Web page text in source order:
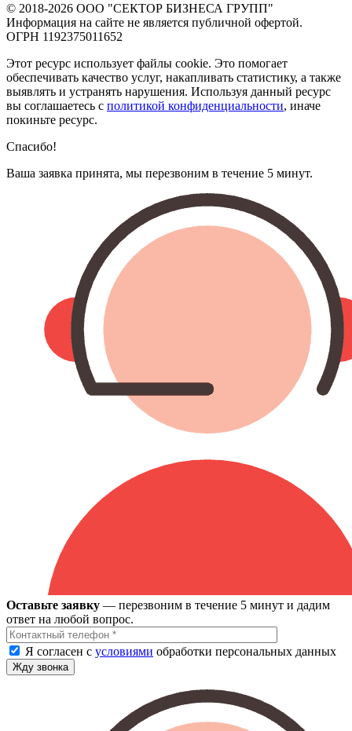
© 2018-2026 ООО "СЕКТОР БИЗНЕСА ГРУПП"
Информация на сайте не является публичной офертой.
ОГРН 1192375011652
Этот ресурс использует файлы cookie. Это помогает
обеспечивать качество услуг, накапливать статистику, а также
выявлять и устранять нарушения. Используя данный ресурс
вы соглашаетесь с политикой конфиденциальности, иначе
покиньте ресурс.
Спасибо!
Ваша заявка принята, мы перезвоним в течение 5 минут.
Оставьте заявку — перезвоним в течение 5 минут и дадим
ответ на любой вопрос.
Я согласен с условиями обработки персональных данных